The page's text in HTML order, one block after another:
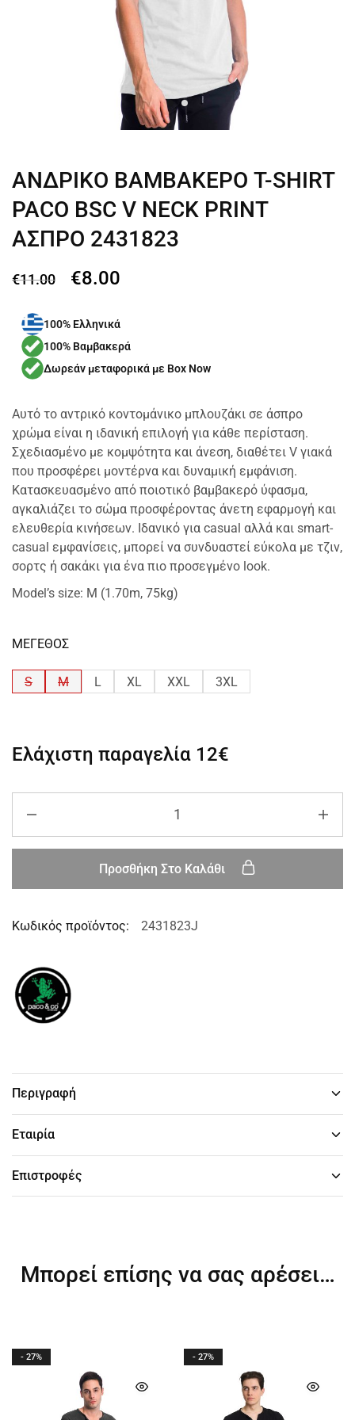
ΑΝΔΡΙΚΟ ΒΑΜΒΑΚΕΡΟ T-SHIRT
PACO BSC V NECK PRINT
ΑΣΠΡΟ 2431823
€11.00 €8.00
100% Ελληνικά
100% Βαμβακερά
Δωρεάν μεταφορικά με Box Now
Αυτό το αντρικό κοντομάνικο μπλουζάκι σε άσπρο
χρώμα είναι η ιδανική επιλογή για κάθε περίσταση.
Σχεδιασμένο με κομψότητα και άνεση, διαθέτει V γιακά
που προσφέρει μοντέρνα και δυναμική εμφάνιση.
Κατασκευασμένο από ποιοτικό βαμβακερό ύφασμα,
αγκαλιάζει το σώμα προσφέροντας άνετη εφαρμογή και
ελευθερία κινήσεων. Ιδανικό για casual αλλά και smart-
casual εμφανίσεις, μπορεί να συνδυαστεί εύκολα με τζιν,
σορτς ή σακάκι για ένα πιο προσεγμένο look.
Model’s size: M (1.70m, 75kg)
ΜΕΓΕΘΟΣ
S M L XL XXL 3XL
Ελάχιστη παραγελία 12€
Προσθήκη Στο Καλάθι
Κωδικός προϊόντος: 2431823J
Περιγραφή
Εταιρία
Επιστροφές
Μπορεί επίσης να σας αρέσει…
- 27% - 27%